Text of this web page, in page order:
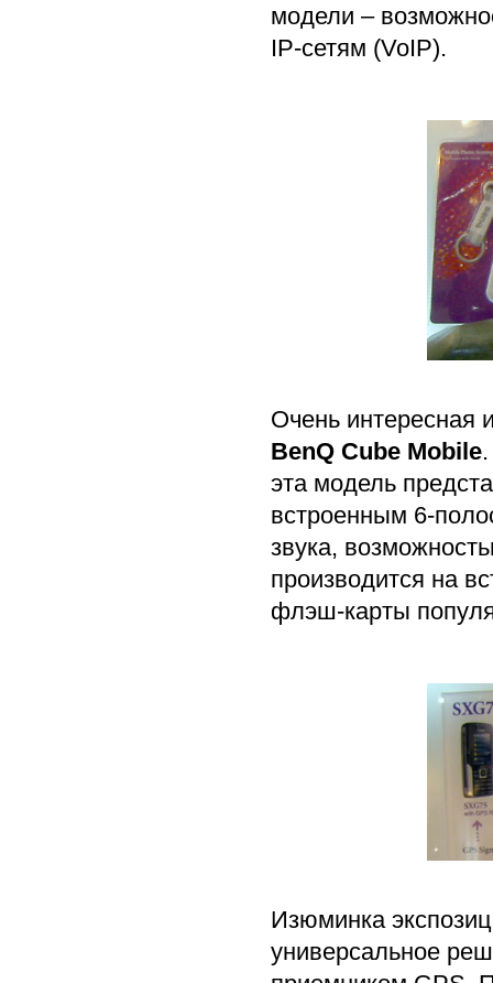
модели –
IP-сетям (VoIP).
Очень интересная
BenQ Cube Mobile
эта модель
встроенным 6-
звука,
производится на
флэш-карты
Изюминка
универсальное